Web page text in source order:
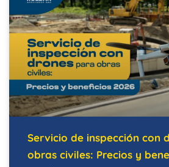
Servicio de inspección con
obras civiles: Precios y